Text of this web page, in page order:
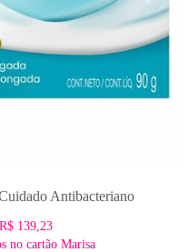
Antibacteriano
R$ 139,23
no cartão Marisa